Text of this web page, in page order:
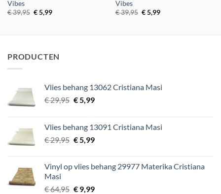
Vibes
€39,95 Oorspronkelijke
prijs
€5,99Huidige
Vibes
€39,95 Oorspronkelijke
prijs
€5,99Huidige
PRODUCTEN
Vlies behang 13062 Cristiana Masi
€29,95 Oorspronkelijke
€ 29,95.
€5,99Huidige
€ 5,99.
Vlies behang 13091 Cristiana Masi
€29,95 Oorspronkelijke
€ 29,95.
€5,99Huidige
€ 5,99.
Vinyl op vlies behang 29977 Materika Cristiana
Masi
€64,95 Oorspronkelijke
€9,99Huidige